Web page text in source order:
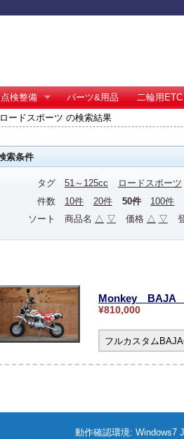
点検整備 パーツ&用品 二輪用ETC
ードスポーツ の検索結果
索条件
タグ 51～125cc
ロードスポーツ
件数
10件 20件 50件
100件
ソート
商品名 △ ▽ 価格 △ ▽
Monkey BAJA
¥810,000
フルカスタム
動作確認環境: Windows7